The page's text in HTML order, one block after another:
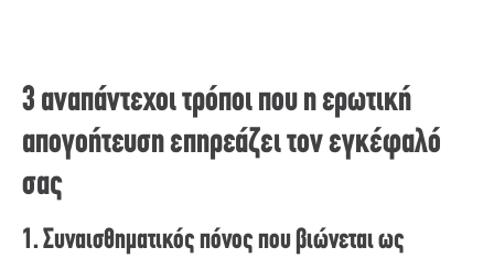
3 αναπάντεχοι τρόποι που η ερωτική
απογοήτευση επηρεάζει τον εγκέφαλό
σας
1. Συναισθηματικός πόνος που βιώνεται ως